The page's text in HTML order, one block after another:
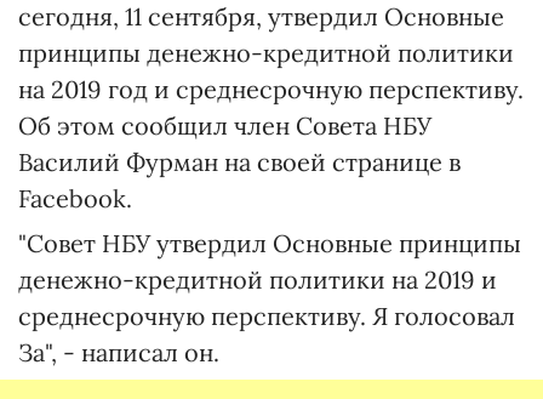
сегодня, 11 сентября, утвердил Основные
принципы денежно-кредитной политики
на 2019 год и среднесрочную перспективу.
Об этом сообщил член Совета НБУ
Василий Фурман на своей странице в
Facebook.
"Совет НБУ утвердил Основные принципы
денежно-кредитной политики на 2019 и
среднесрочную перспективу. Я голосовал
За", - написал он.